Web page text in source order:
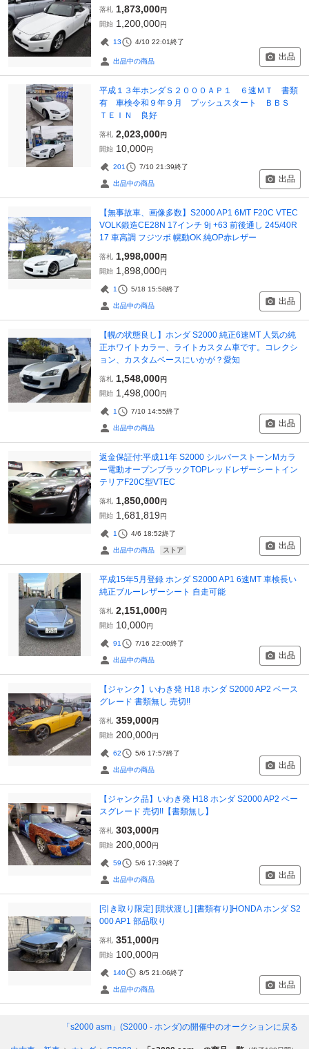
落札 1,873,000円
開始 1,200,000円
13 4/10 22:01終了
出品中の商品 出品
平成１３年ホンダＳ２０００ＡＰ１ ６速ＭＴ 書類
有 車検令和９年９月 プッシュスタート ＢＢＳ
ＴＥＩＮ 良好
落札 2,023,000円
開始 10,000円
201 7/10 21:39終了
出品中の商品 出品
【無事故車、画像多数】S2000 AP1 6MT F20C VTEC
VOLK鍛造CE28N 17インチ 9j +63 前後通し 245/40R
17 車高調 フジツボ 幌動OK 純OP赤レザー
落札 1,998,000円
開始 1,898,000円
1 5/18 15:58終了
出品中の商品 出品
【幌の状態良し】ホンダ S2000 純正6速MT 人気の純
正ホワイトカラー、ライトカスタム車です。コレクシ
ョン、カスタムベースにいかが？愛知
落札 1,548,000円
開始 1,498,000円
1 7/10 14:55終了
出品中の商品 出品
返金保証付:平成11年 S2000 シルバーストーンMカラ
ー電動オープンブラックTOPレッドレザーシートイン
テリアF20C型VTEC
落札 1,850,000円
開始 1,681,819円
1 4/6 18:52終了
出品中の商品 ストア 出品
平成15年5月登録 ホンダ S2000 AP1 6速MT 車検長い
純正ブルーレザーシート 自走可能
落札 2,151,000円
開始 10,000円
91 7/16 22:00終了
出品中の商品 出品
【ジャンク】いわき発 H18 ホンダ S2000 AP2 ベース
グレード 書類無し 売切!!
落札 359,000円
開始 200,000円
62 5/6 17:57終了
出品中の商品 出品
【ジャンク品】いわき発 H18 ホンダ S2000 AP2 ベー
スグレード 売切!!【書類無し】
落札 303,000円
開始 200,000円
59 5/6 17:39終了
出品中の商品 出品
[引き取り限定] [現状渡し] [書類有り]HONDA ホンダ S2
000 AP1 部品取り
落札 351,000円
開始 100,000円
140 8/5 21:06終了
出品中の商品 出品
「s2000 asm」(S2000 - ホンダ)の開催中のオークションに戻る